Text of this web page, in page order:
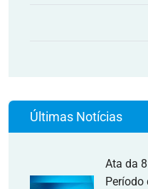
Últimas Notícias
Ata da
Período